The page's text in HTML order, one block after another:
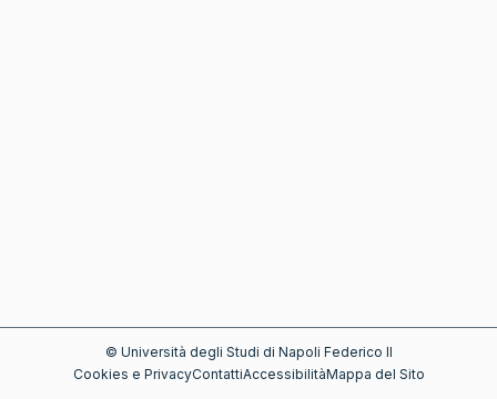
© Università degli Studi di Napoli Federico II
Cookies e PrivacyContattiAccessibilitàMappa del Sito